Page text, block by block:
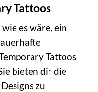
Tattoos
es wäre, ein
Tattoos
bieten dir die
zu